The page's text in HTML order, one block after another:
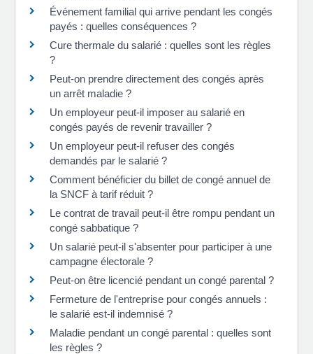
Événement familial qui arrive pendant les congés
payés : quelles conséquences ?
Cure thermale du salarié : quelles sont les règles
?
Peut-on prendre directement des congés après
un arrêt maladie ?
Un employeur peut-il imposer au salarié en
congés payés de revenir travailler ?
Un employeur peut-il refuser des congés
demandés par le salarié ?
Comment bénéficier du billet de congé annuel de
la SNCF à tarif réduit ?
Le contrat de travail peut-il être rompu pendant un
congé sabbatique ?
Un salarié peut-il s'absenter pour participer à une
campagne électorale ?
Peut-on être licencié pendant un congé parental ?
Fermeture de l'entreprise pour congés annuels :
le salarié est-il indemnisé ?
Maladie pendant un congé parental : quelles sont
les règles ?